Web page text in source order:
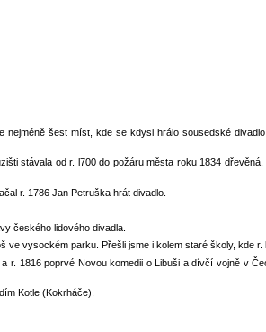
šest míst, kde se kdysi hrálo sousedské
stávala od r. l700 do požáru města roku 1834
r. 1786 Jan Petruška hrát divadlo.
českého lidového divadla.
vysockém parku. Přešli jsme i kolem staré školy, kde r.
1816 poprvé Novou komedii o Libuši a dívčí vojně v
Kotle (Kokrháče).